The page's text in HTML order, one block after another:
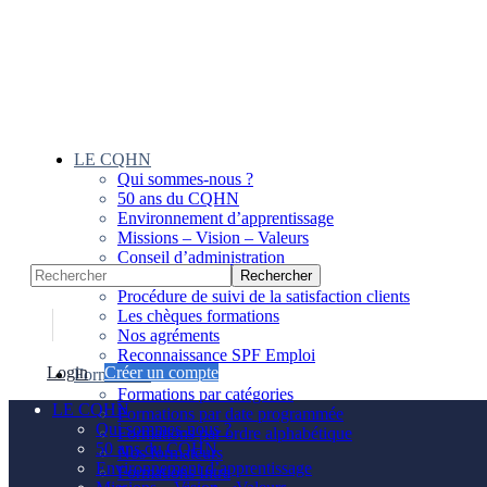
LE CQHN
Qui sommes-nous ?
50 ans du CQHN
Environnement d’apprentissage
Missions – Vision – Valeurs
Conseil d’administration
Procédure de suivi de la satisfaction clients
Les chèques formations
Nos agréments
Reconnaissance SPF Emploi
Formations
Formations par catégories
Formations par date programmée
Formations par ordre alphabétique
Nos formateurs
Formations Intra
Login
Créer un compte
LE CQHN
Qui sommes-nous ?
50 ans du CQHN
Environnement d’apprentissage